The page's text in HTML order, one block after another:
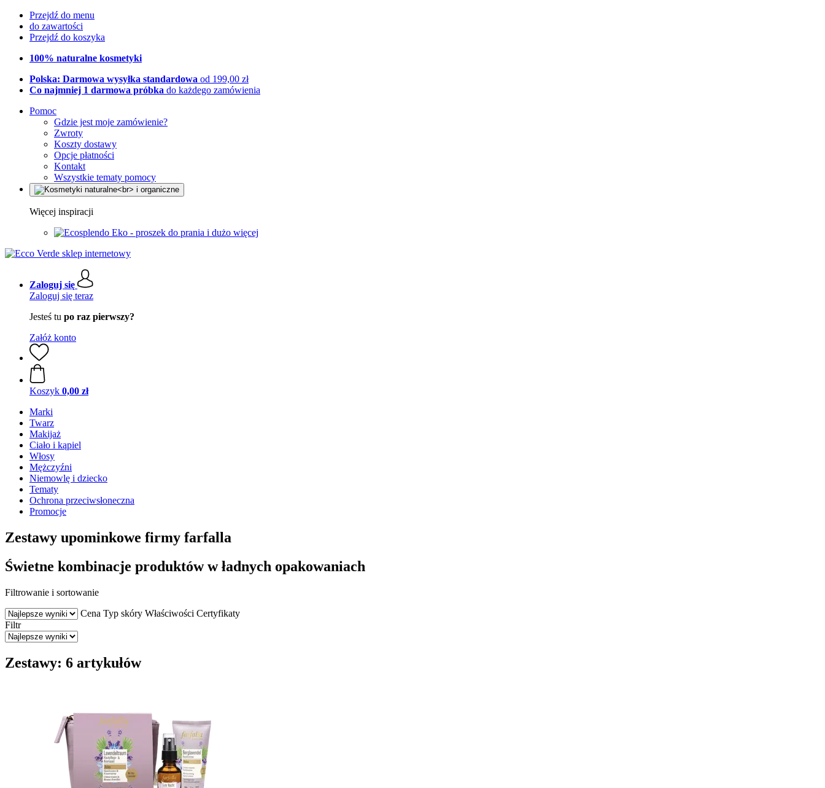
Przejdź do menu
do zawartości
Przejdź do koszyka
100% naturalne kosmetyki
Polska: Darmowa wysyłka standardowa od 199,00 zł
Co najmniej 1 darmowa próbka do każdego zamówienia
Pomoc
Gdzie jest moje zamówienie?
Zwroty
Koszty dostawy
Opcje płatności
Kontakt
Wszystkie tematy pomocy
Więcej inspiracji
Eko - proszek do prania i dużo więcej
Zaloguj się
Zaloguj się teraz
Jesteś tu po raz pierwszy?
Załóż konto
Koszyk 0,00 zł
Marki
Twarz
Makijaż
Ciało i kąpiel
Włosy
Mężczyźni
Niemowlę i dziecko
Tematy
Ochrona przeciwsłoneczna
Promocje
Zestawy upominkowe firmy farfalla
Świetne kombinacje produktów w ładnych opakowaniach
Filtrowanie i sortowanie
Cena Typ skóry Właściwości Certyfikaty
Filtr
Zestawy: 6 artykułów